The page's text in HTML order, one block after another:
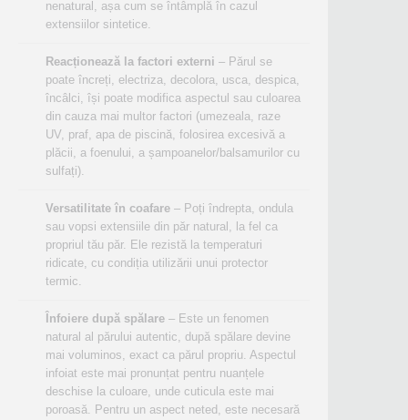
nenatural, așa cum se întâmplă în cazul
extensiilor sintetice.
Reacționează la factori externi – Părul se
poate încreți, electriza, decolora, usca, despica,
încâlci, își poate modifica aspectul sau culoarea
din cauza mai multor factori (umezeala, raze
UV, praf, apa de piscină, folosirea excesivă a
plăcii, a foenului, a șampoanelor/balsamurilor cu
sulfați).
Versatilitate în coafare – Poți îndrepta, ondula
sau vopsi extensiile din păr natural, la fel ca
propriul tău păr. Ele rezistă la temperaturi
ridicate, cu condiția utilizării unui protector
termic.
Înfoiere după spălare – Este un fenomen
natural al părului autentic, după spălare devine
mai voluminos, exact ca părul propriu. Aspectul
infoiat este mai pronunțat pentru nuanțele
deschise la culoare, unde cuticula este mai
poroasă. Pentru un aspect neted, este necesară